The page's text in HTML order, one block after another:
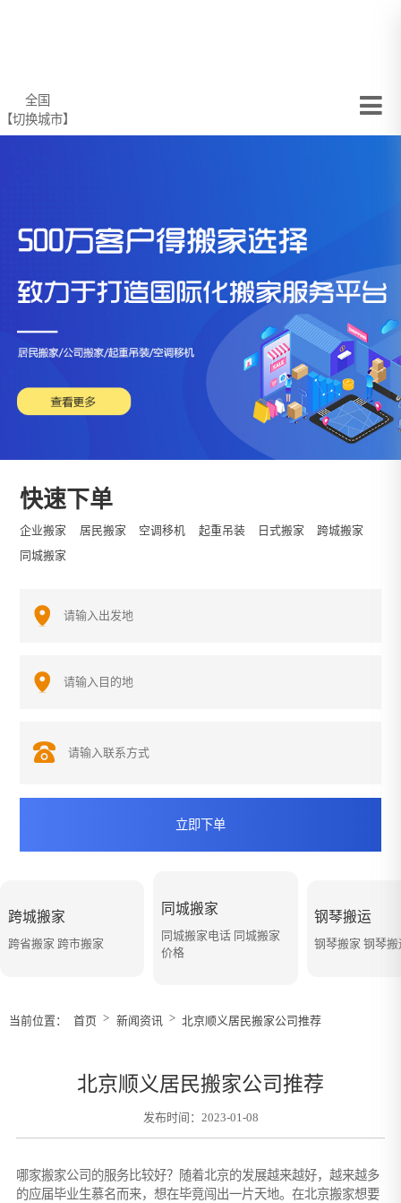
全国
【切换城市】
快速下单
企业搬家 居民搬家 空调移机 起重吊装 日式搬家
跨城搬家
同城搬家
立即下单
跨城搬家
跨省搬家 跨市搬家
同城搬家
同城搬家电话 同城搬家
价格
钢琴搬运
钢琴搬家 钢琴
当前位置： 首页 > 新闻资讯 > 北京顺义居民搬家公司推荐
北京顺义居民搬家公司推荐
发布时间：2023-01-08
哪家搬家公司的服务比较好？随着北京的发展越来越好，越来越多
的应届毕业生慕名而来，想在毕竟闯出一片天地。在北京搬家想要